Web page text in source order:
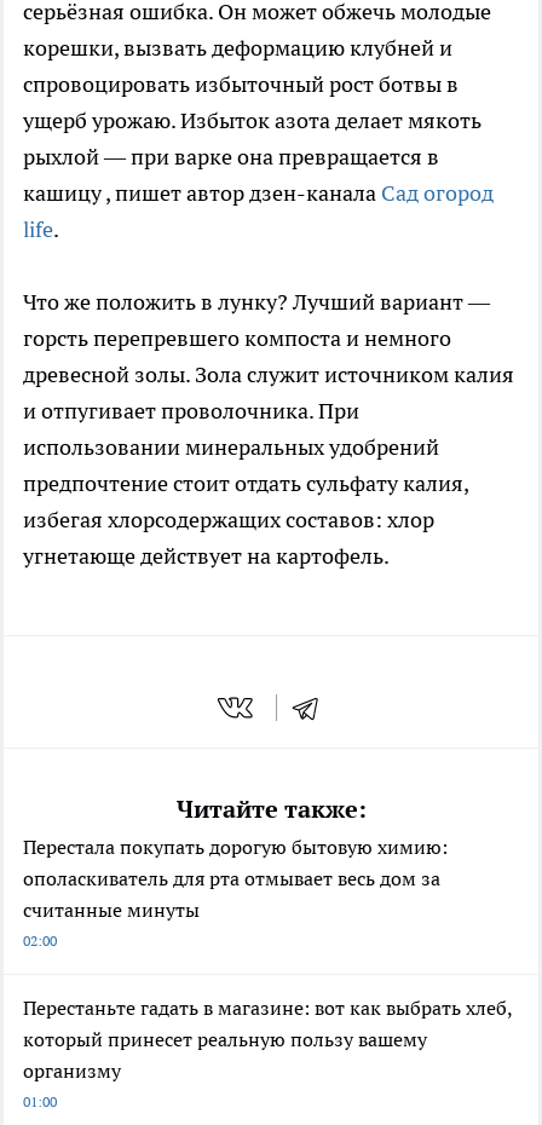
серьёзная ошибка. Он может обжечь молодые
корешки, вызвать деформацию клубней и
спровоцировать избыточный рост ботвы в
ущерб урожаю. Избыток азота делает мякоть
рыхлой — при варке она превращается в
кашицу, пишет автор дзен-канала Сад огород
life.
Что же положить в лунку? Лучший вариант —
горсть перепревшего компоста и немного
древесной золы. Зола служит источником калия
и отпугивает проволочника. При
использовании минеральных удобрений
предпочтение стоит отдать сульфату калия,
избегая хлорсодержащих составов: хлор
угнетающе действует на картофель.
Читайте также:
Перестала покупать дорогую бытовую химию:
ополаскиватель для рта отмывает весь дом за
считанные минуты
02:00
Перестаньте гадать в магазине: вот как выбрать хлеб,
который принесет реальную пользу вашему
организму
01:00